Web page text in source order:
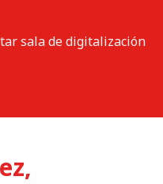
sala de digitalización